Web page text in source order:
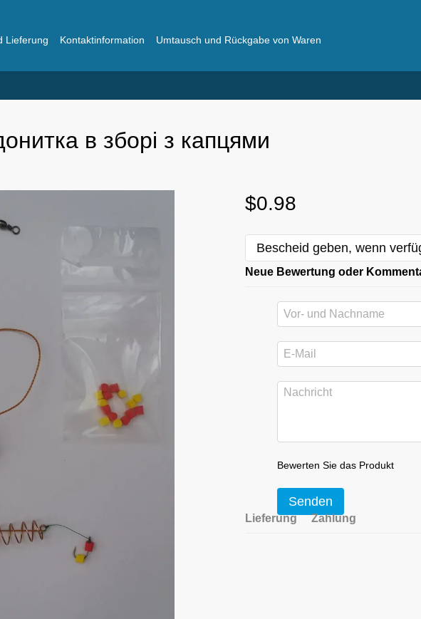
Lieferung Kontaktinformation
Umtausch und Rückgabe von Waren
в зборі з капцями
$0.98
Bescheid geben, wenn
Neue Bewertung oder
Bewerten Sie das Produkt
Senden
Lieferung Zahlung